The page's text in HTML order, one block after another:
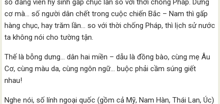
số đảng viên hy sinh gấp chục lần so với thời chống Pháp. Dưng
cơ mà… số người dân chết trong cuộc chiến Bắc – Nam thì gấp
hàng chục, hay trăm lần… so với thời chống Pháp, thì lịch sử nước
ta không nói cho tường tận.
Thế là bỗng dưng… dân hai miền – dẫu là đồng bào, cùng mẹ Âu
Cơ, cùng màu da, cùng ngôn ngữ… buộc phải cầm súng giết
nhau!
Nghe nói, số lính ngoại quốc (gồm cả Mỹ, Nam Hàn, Thái Lan, Úc)